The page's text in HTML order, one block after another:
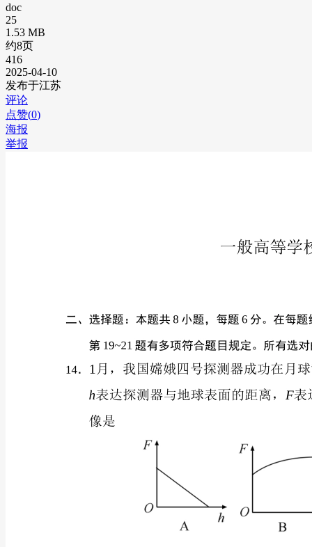
doc
25
1.53 MB
约8页
416
2025-04-10
发布于江苏
评论
点赞(0)
海报
举报